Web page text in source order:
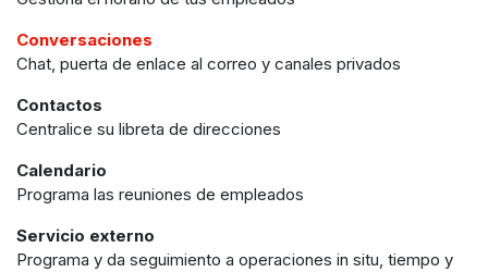
Conversaciones
Chat, puerta de enlace al correo y canales privados
Contactos
Centralice su libreta de direcciones
Calendario
Programa las reuniones de empleados
Servicio externo
Programa y da seguimiento a operaciones in situ, tiempo y